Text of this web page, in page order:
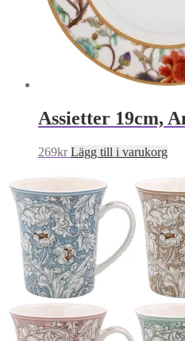
Assietter 19cm,
269kr Lägg till i varukorg